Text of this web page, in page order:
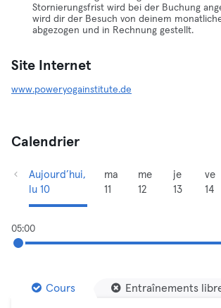
Stornierungsfrist wird bei der Buchung
wird dir der Besuch von deinem
abgezogen und in Rechnung gestellt.
Site Internet
www.poweryogainstitute.de
Calendrier
Aujourd’hui,
lu 10
ma
11
me
12
je
13
ve
14
05:00
Cours Entraînements